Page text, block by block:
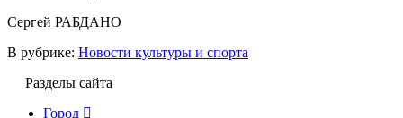
Сергей РАБДАНО
В рубрике: Новости культуры и спорта
Разделы сайта
Город